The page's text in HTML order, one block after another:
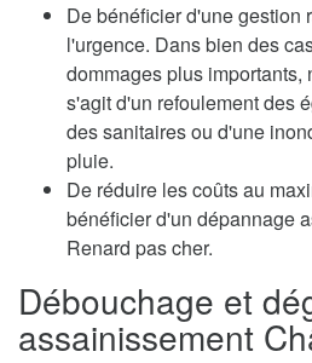
De bénéficier d'une gestion
l'urgence. Dans bien des
dommages plus importants,
s'agit d'un refoulement des
des sanitaires ou d'une
pluie.
De réduire les coûts au
bénéficier d'un dépannage
Renard pas cher.
Débouchage et
assainissement